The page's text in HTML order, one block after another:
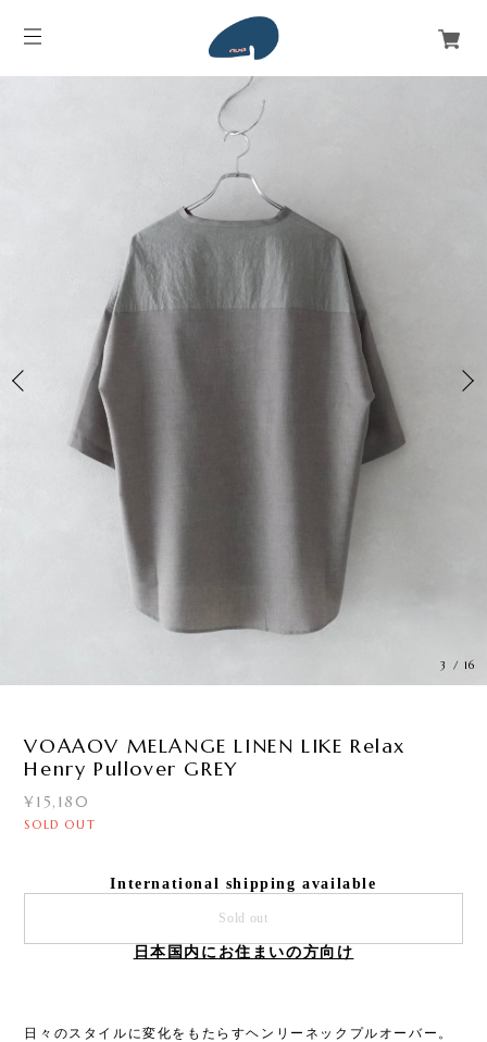
3 / 16
VOAAOV MELANGE LINEN LIKE Relax
Henry Pullover GREY
¥15,180
SOLD OUT
International shipping available
Sold out
日本国内にお住まいの方向け
日々のスタイルに変化をもたらすヘンリーネックプルオーバー。